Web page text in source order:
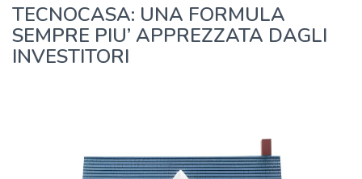
TECNOCASA: UNA FORMULA
SEMPRE PIU’ APPREZZATA DAGLI
INVESTITORI